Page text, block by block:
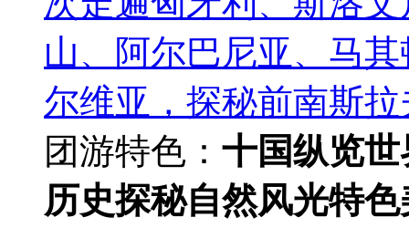
山、阿尔巴尼亚、马
尔维亚，探秘前南斯
团游特色： 十国纵览世
历史探秘自然风光特色